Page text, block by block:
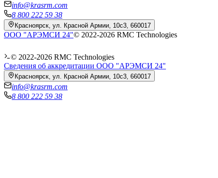
info@krasrm.com
8 800 222 59 38
Красноярск, ул. Красной Армии, 10с3, 660017
ООО "АРЭМСИ 24"© 2022-2026 RMC Technologies
© 2022-2026 RMC Technologies
Сведения об аккредитации ООО "АРЭМСИ 24"
Красноярск, ул. Красной Армии, 10с3, 660017
info@krasrm.com
8 800 222 59 38